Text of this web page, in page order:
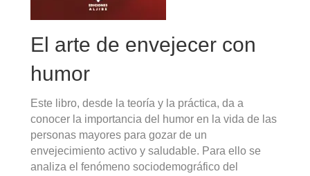
El arte de envejecer con
humor
Este libro, desde la teoría y la práctica, da a
conocer la importancia del humor en la vida de las
personas mayores para gozar de un
envejecimiento activo y saludable. Para ello se
analiza el fenómeno sociodemográfico del